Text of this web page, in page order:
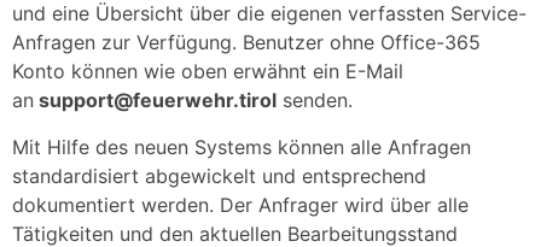
und eine Übersicht über die eigenen verfassten Service-
Anfragen zur Verfügung. Benutzer ohne Office-365
Konto können wie oben erwähnt ein E-Mail
an support@feuerwehr.tirol senden.
Mit Hilfe des neuen Systems können alle Anfragen
standardisiert abgewickelt und entsprechend
dokumentiert werden. Der Anfrager wird über alle
Tätigkeiten und den aktuellen Bearbeitungsstand